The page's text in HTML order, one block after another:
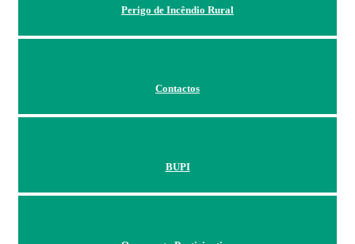
Perigo de Incêndio Rural
Contactos
BUPI